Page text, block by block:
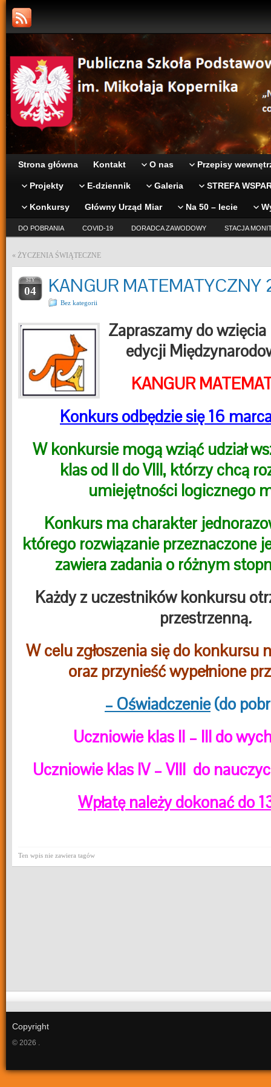
Strona główna Kontakt O nas Przepisy
Projekty E-dziennik Galeria STREFA
Konkursy Główny Urząd Miar Na 50 – lecie
DO POBRANIA COVID-19 DORADCA ZAWODOWY STACJA
« ŻYCZENIA ŚWIĄTECZNE
STY
04 KANGUR MATEMATYCZNY
Bez kategorii
Zapraszamy do
edycji
KANGUR
Konkurs odbędzie się 16
W konkursie mogą wziąć udział
klas od II do VIII, którzy chcą
umiejętności logicznego
Konkurs ma charakter
którego rozwiązanie przeznaczone
zawiera zadania o różnym
Każdy z uczestników konkursu
przestrzenną.
W celu zgłoszenia się do konkursu
oraz przynieść wypełnione
– Oświadczenie(do
Uczniowie klas II – III do
Uczniowie klas IV – VIII do
Wpłatę należy dokonać do
Ten wpis nie zawiera tagów
Copyright
© 2026 .